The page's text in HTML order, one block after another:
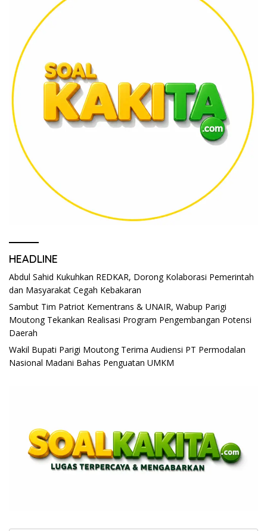
HEADLINE
Abdul Sahid Kukuhkan REDKAR, Dorong Kolaborasi Pemerintah
dan Masyarakat Cegah Kebakaran
Sambut Tim Patriot Kementrans & UNAIR, Wabup Parigi
Moutong Tekankan Realisasi Program Pengembangan Potensi
Daerah
Wakil Bupati Parigi Moutong Terima Audiensi PT Permodalan
Nasional Madani Bahas Penguatan UMKM